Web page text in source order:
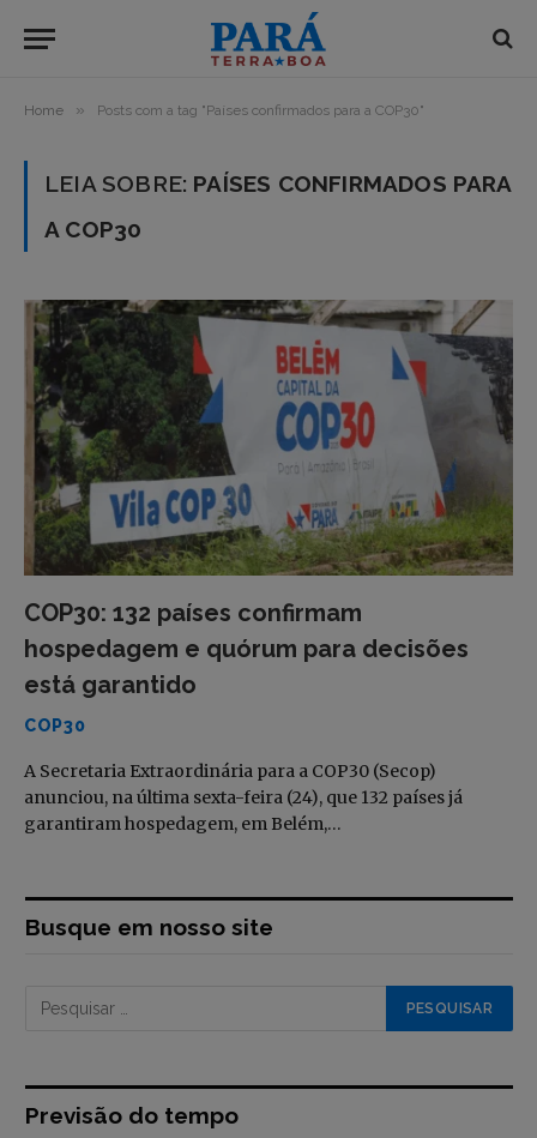
Home » Posts com a tag "Países confirmados para a COP30"
LEIA SOBRE: PAÍSES CONFIRMADOS PARA
A COP30
COP30: 132 países confirmam
hospedagem e quórum para decisões
está garantido
COP30
A Secretaria Extraordinária para a COP30 (Secop)
anunciou, na última sexta-feira (24), que 132 países já
garantiram hospedagem, em Belém,…
Busque em nosso site
Previsão do tempo